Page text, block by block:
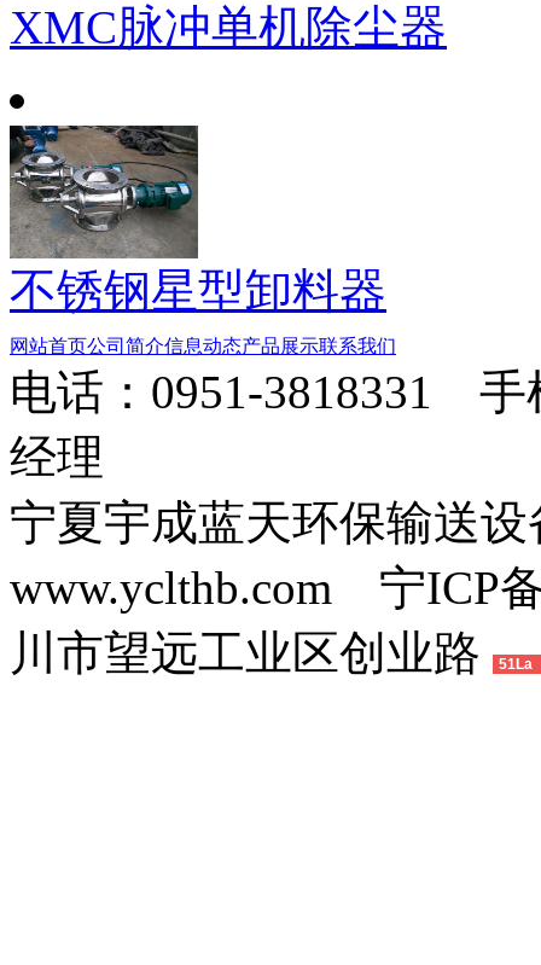
XMC脉冲单机除尘器
不锈钢星型卸料器
网站首页公司简介信息动态产品展示联系我们
电话：0951-3818331 手
经理
宁夏宇成蓝天环保输送
www.yclthb.com 宁ICP
川市望远工业区创业路
51La